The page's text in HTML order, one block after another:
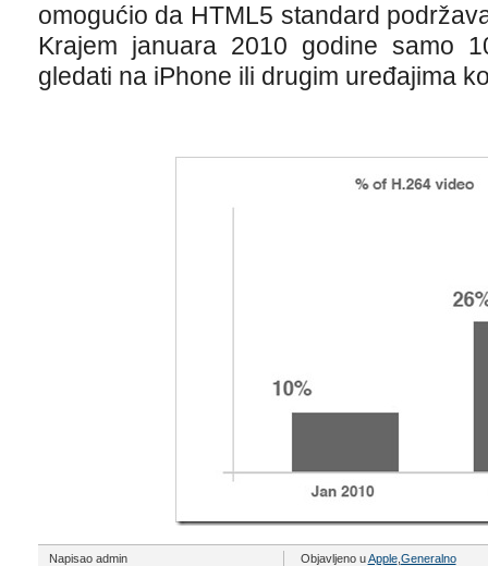
omogućio da HTML5 standard
Krajem januara 2010 godine samo
gledati na iPhone ili drugim uređajima
Napisao admin
Objavljeno uApple, Generalno